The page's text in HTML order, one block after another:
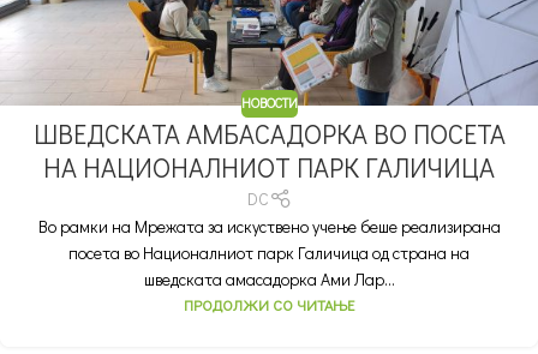
НОВОСТИ
ШВЕДСКАТА АМБАСАДОРКА ВО ПОСЕТА
НА НАЦИОНАЛНИОТ ПАРК ГАЛИЧИЦА
DC
Во рамки на Мрежата за искуствено учење беше реализирана
посета во Националниот парк Галичица од страна на
шведската амасадорка Ами Лар...
ПРОДОЛЖИ СО ЧИТАЊЕ